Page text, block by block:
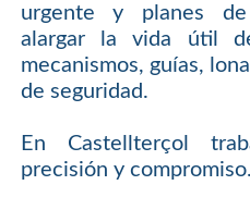
urgente y planes de
alargar la vida útil
mecanismos, guías,
de seguridad.
En Castellterçol
precisión y compromiso.